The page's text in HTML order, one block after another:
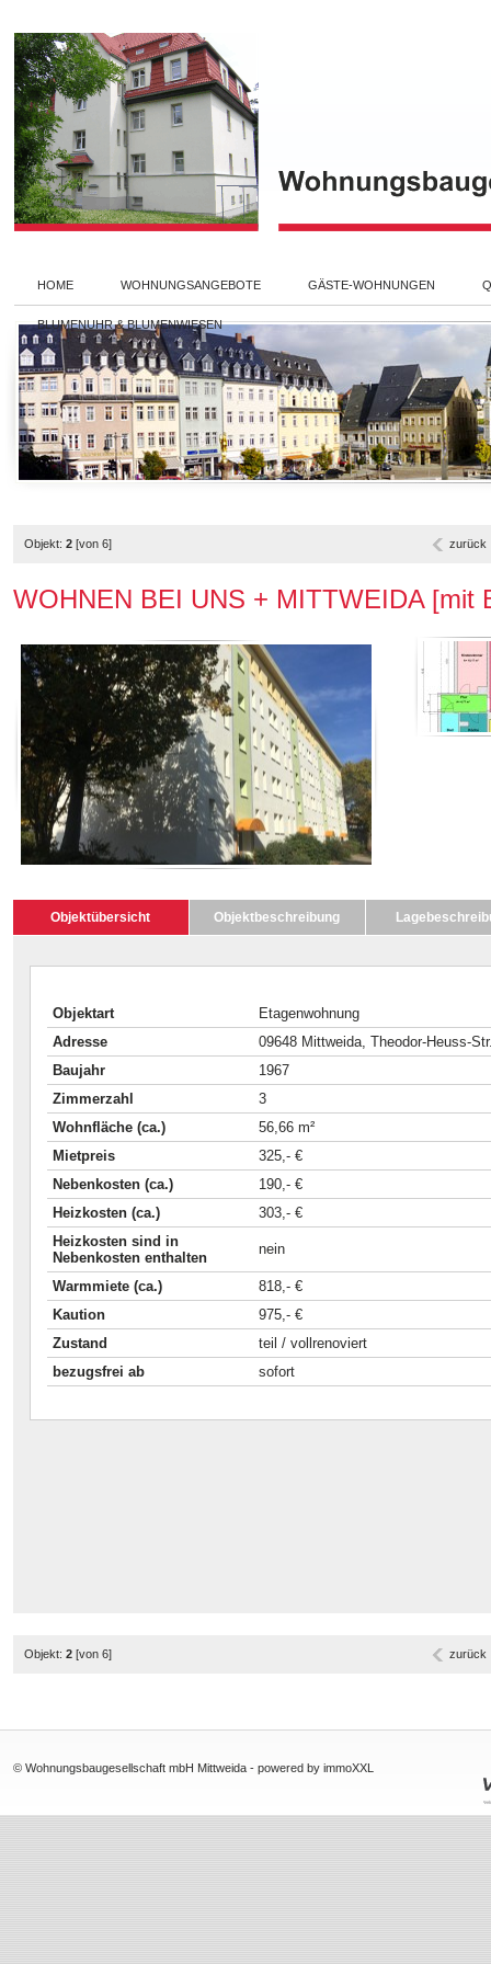
HOME WOHNUNGSANGEBOTE GÄSTE-WOHNUNGEN
BLUMENUHR & BLUMENWIESEN
Objekt: 2 [von 6] zurück
WOHNEN BEI UNS + MITTWEIDA [mit
Objektübersicht Objektbeschreibung
Objektart
Etagenwohnung
Adresse
09648 Mittweida, Theodor-Heuss-
Baujahr
1967
Zimmerzahl
3
Wohnfläche (ca.)
56,66 m²
Mietpreis
325,- €
Nebenkosten (ca.)
190,- €
Heizkosten (ca.)
303,- €
Heizkosten sind in
Nebenkosten enthalten
nein
Warmmiete (ca.)
818,- €
Kaution
975,- €
Zustand
teil / vollrenoviert
bezugsfrei ab
sofort
Objekt: 2 [von 6] zurück
© Wohnungsbaugesellschaft mbH Mittweida -powered by immoXXL